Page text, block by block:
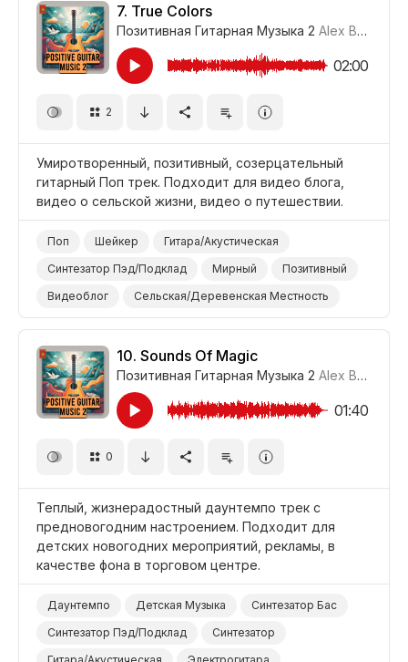
7. True Colors
Позитивная Гитарная Музыка 2 Alex Borg
02:00
2
Умиротворенный, позитивный, созерцательный
гитарный Поп трек. Подходит для видео блога,
видео о сельской жизни, видео о путешествии.
Поп Шейкер
Гитара/Акустическая
Синтезатор Пэд/Подклад
Мирный
Позитивный
Видеоблог
Сельская/Деревенская Местность
Путешествие
10. Sounds Of Magic
Позитивная Гитарная Музыка 2 Alex Borg
01:40
0
Теплый, жизнерадостный даунтемпо трек с
предновогодним настроением. Подходит для
детских новогодних мероприятий, рекламы, в
качестве фона в торговом центре.
Даунтемпо Детская Музыка
Синтезатор Бас
Синтезатор Пэд/Подклад
Синтезатор